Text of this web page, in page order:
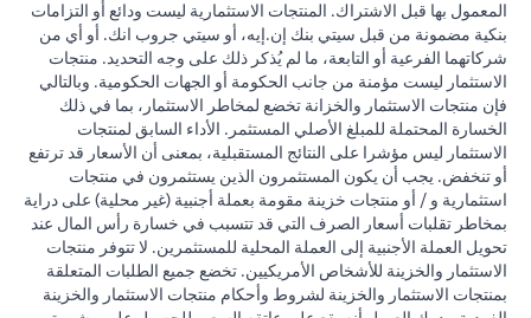
المعمول بها قبل الاشتراك. المنتجات الاستثمارية ليست ودائع أو التزامات
بنكية مضمونة من قبل سيتي بنك إن.إيه، أو سيتي جروب انك. أو أي من
شركاتهما الفرعية أو التابعة، ما لم يُذكر ذلك على وجه التحديد. منتجات
الاستثمار ليست مؤمنة من جانب الحكومة أو الجهات الحكومية. وبالتالي
فإن منتجات الاستثمار والخزانة تخضع لمخاطر الاستثمار، بما في ذلك
الخسارة المحتملة للمبلغ الأصلي المستثمر. الأداء السابق لمنتجات
الاستثمار ليس مؤشرا على النتائج المستقبلية، بمعنى أن الأسعار قد ترتفع
أو تنخفض. يجب أن يكون المستثمرون الذين يستثمرون في منتجات
استثمارية و / أو منتجات خزينة مقومة بعملة أجنبية (غير محلية) على دراية
بمخاطر تقلبات أسعار الصرف التي قد تتسبب في خسارة رأس المال عند
تحويل العملة الأجنبية إلى العملة المحلية للمستثمرين. لا تتوفر منتجات
الاستثمار والخزينة للأشخاص الأمريكيين. تخضع جميع الطلبات المتعلقة
بمنتجات الاستثمار والخزينة لشروط وأحكام منتجات الاستثمار والخزينة